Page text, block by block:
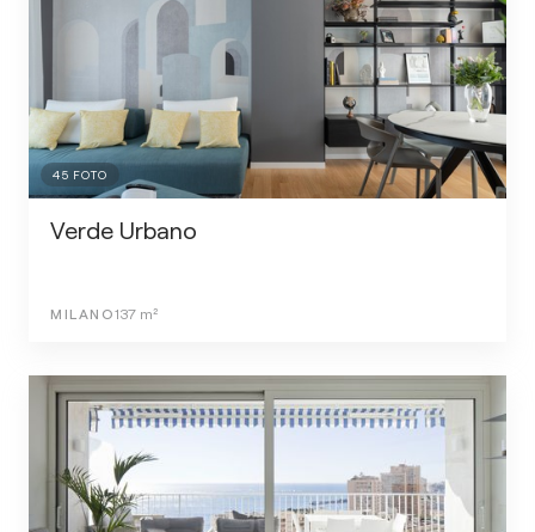
45 FOTO
Verde Urbano
MILANO137 m²